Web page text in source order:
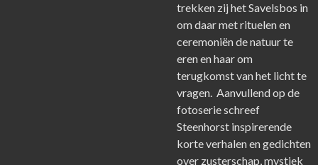
trekken zij het Savelsbos in
om daar met rituelen en
ceremoniën de natuur te
eren en haar om
terugkomst van het licht te
vragen. Aanvullend op de
fotoserie schreef
Steenhorst inspirerende
korte verhalen en gedichten
over zusterschap, mystiek